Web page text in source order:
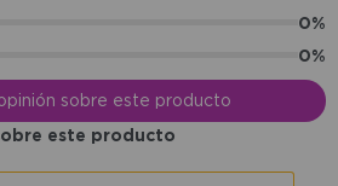
0%
0%
sobre este producto
este producto